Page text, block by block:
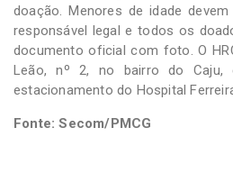
doação. Menores de idade
responsável legal e todos os
documento oficial com foto. O
Leão, nº 2, no bairro do Caju,
estacionamento do Hospital
Fonte: Secom/PMCG